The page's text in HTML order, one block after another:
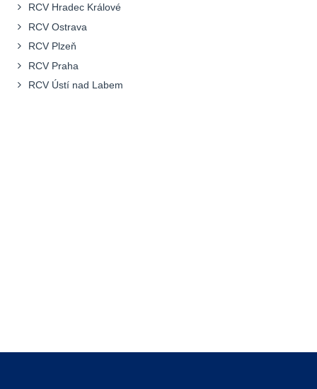
RCV Hradec Králové
RCV Ostrava
RCV Plzeň
RCV Praha
RCV Ústí nad Labem